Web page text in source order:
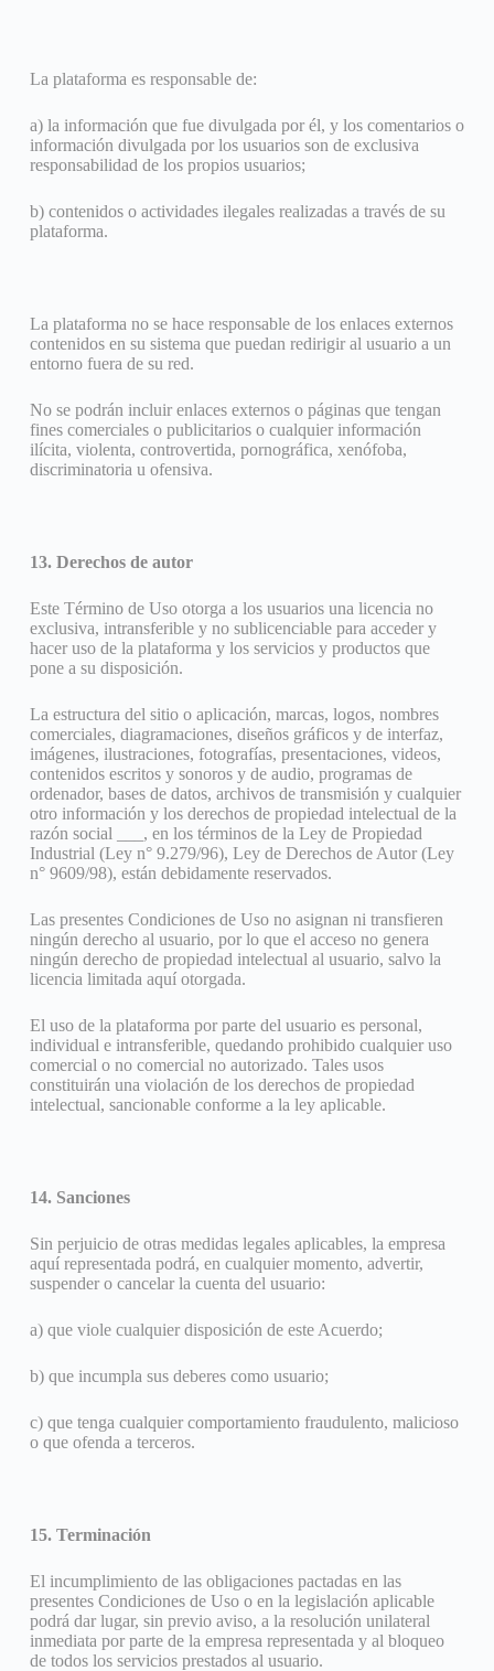
La plataforma es responsable de:
a) la información que fue divulgada por él, y los comentarios o
información divulgada por los usuarios son de exclusiva
responsabilidad de los propios usuarios;
b) contenidos o actividades ilegales realizadas a través de su
plataforma.
La plataforma no se hace responsable de los enlaces externos
contenidos en su sistema que puedan redirigir al usuario a un
entorno fuera de su red.
No se podrán incluir enlaces externos o páginas que tengan
fines comerciales o publicitarios o cualquier información
ilícita, violenta, controvertida, pornográfica, xenófoba,
discriminatoria u ofensiva.
13. Derechos de autor
Este Término de Uso otorga a los usuarios una licencia no
exclusiva, intransferible y no sublicenciable para acceder y
hacer uso de la plataforma y los servicios y productos que
pone a su disposición.
La estructura del sitio o aplicación, marcas, logos, nombres
comerciales, diagramaciones, diseños gráficos y de interfaz,
imágenes, ilustraciones, fotografías, presentaciones, videos,
contenidos escritos y sonoros y de audio, programas de
ordenador, bases de datos, archivos de transmisión y cualquier
otro información y los derechos de propiedad intelectual de la
razón social ___, en los términos de la Ley de Propiedad
Industrial (Ley n° 9.279/96), Ley de Derechos de Autor (Ley
n° 9609/98), están debidamente reservados.
Las presentes Condiciones de Uso no asignan ni transfieren
ningún derecho al usuario, por lo que el acceso no genera
ningún derecho de propiedad intelectual al usuario, salvo la
licencia limitada aquí otorgada.
El uso de la plataforma por parte del usuario es personal,
individual e intransferible, quedando prohibido cualquier uso
comercial o no comercial no autorizado. Tales usos
constituirán una violación de los derechos de propiedad
intelectual, sancionable conforme a la ley aplicable.
14. Sanciones
Sin perjuicio de otras medidas legales aplicables, la empresa
aquí representada podrá, en cualquier momento, advertir,
suspender o cancelar la cuenta del usuario:
a) que viole cualquier disposición de este Acuerdo;
b) que incumpla sus deberes como usuario;
c) que tenga cualquier comportamiento fraudulento, malicioso
o que ofenda a terceros.
15. Terminación
El incumplimiento de las obligaciones pactadas en las
presentes Condiciones de Uso o en la legislación aplicable
podrá dar lugar, sin previo aviso, a la resolución unilateral
inmediata por parte de la empresa representada y al bloqueo
de todos los servicios prestados al usuario.